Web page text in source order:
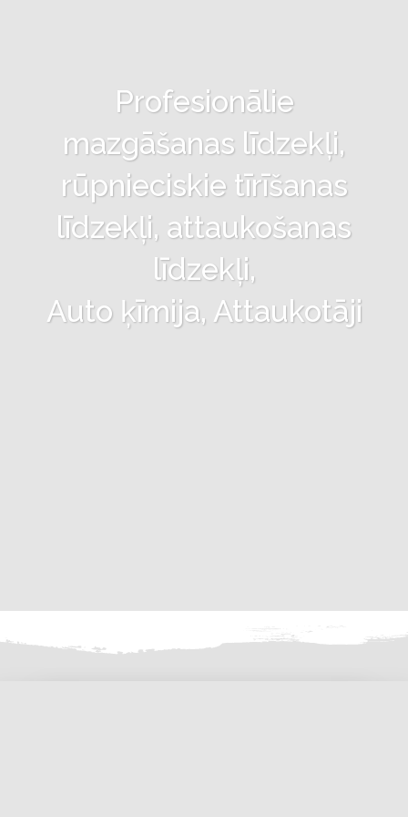
Profesionālie
mazgāšanas līdzekļi,
rūpnieciskie tīrīšanas
līdzekļi, attaukošanas
līdzekļi,
Auto ķīmija, Attaukotāji